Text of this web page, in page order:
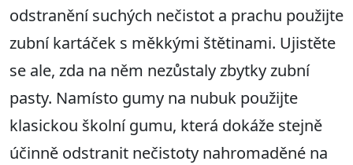
odstranění suchých nečistot a prachu použijte
zubní kartáček s měkkými štětinami. Ujistěte
se ale, zda na něm nezůstaly zbytky zubní
pasty. Namísto gumy na nubuk použijte
klasickou školní gumu, která dokáže stejně
účinně odstranit nečistoty nahromaděné na